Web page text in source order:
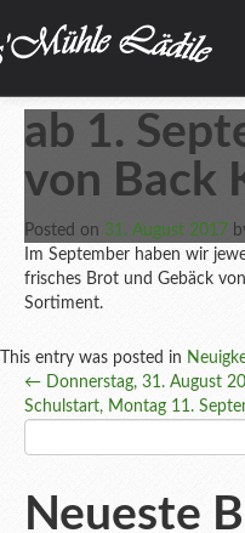
Home
Neuigkeiten
Frisch eingetroffen!
Unsere Biokiste
Produkte
Über uns
ab 1.
von Back
Posted on 31. August 2017
Im September haben wir
frisches Brot und Gebäck
Sortiment.
This entry was posted in
Post
navigation
← Donnerstag, 31. August
Schulstart, Montag 11.
nach:
Neueste